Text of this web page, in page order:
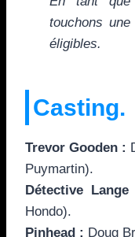
touchons
éligibles.
Casting.
Trevor Gooden :
Puymartin).
Détective Lange
Hondo).
Pinhead : Doug